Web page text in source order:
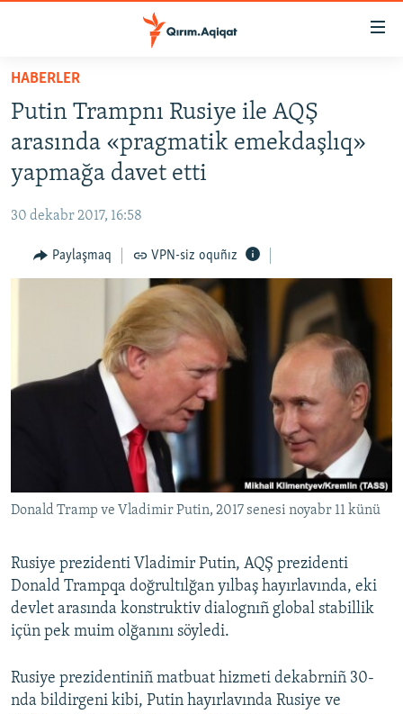
Esas
qaytmaq
Baş
navigatsiyağa
qaytmaq
Qıdıruvğa
İQTİSADİYAT
MEDENİYET
İNSAN AQLARI
FİKİR
QOŞULIÑIZ!
RFE/RS bütün saytları
HABERLER
Putin Trampnı Rusiye ile AQŞ
arasında «pragmatik emekdaşlıq»
yapmağa davet etti
30 dekabr 2017, 16:58
Paylaşmaq VPN-siz oquñız
Donald Tramp ve Vladimir Putin, 2017 senesi noyabr 11 künü
Rusiye prezidenti Vladimir Putin, AQŞ prezidenti
Donald Trampqa doğrultılğan yılbaş hayırlavında, eki
devlet arasında konstruktiv dialognıñ global stabillik
içün pek muim olğanını söyledi.
Rusiye prezidentiniñ matbuat hizmeti dekabrniñ 30-
nda bildirgeni kibi, Putin hayırlavında Rusiye ve